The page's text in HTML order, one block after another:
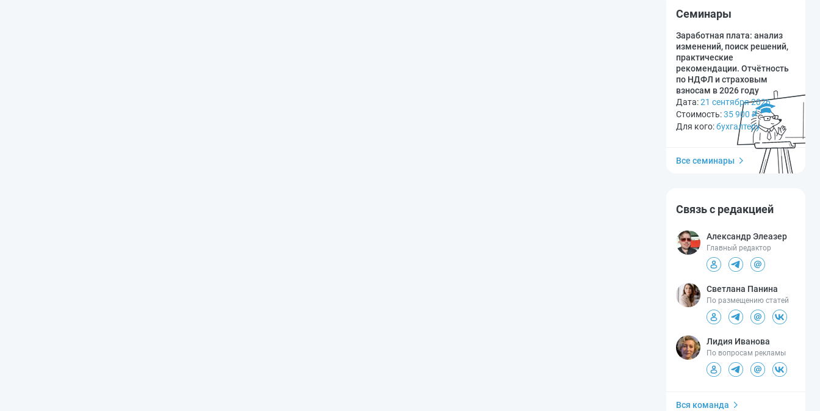
Семинары
Заработная плата: анализ
изменений, поиск решений,
практические
рекомендации. Отчётность
по НДФЛ и страховым
взносам в 2026 году
Дата:21 сентября 2026
Стоимость:35 900 ₽
Для кого:бухгалтеру
Все семинары
Связь с редакцией
Александр Элеазер
Главный редактор
Светлана Панина
По размещению статей
Лидия Иванова
По вопросам рекламы
Вся команда